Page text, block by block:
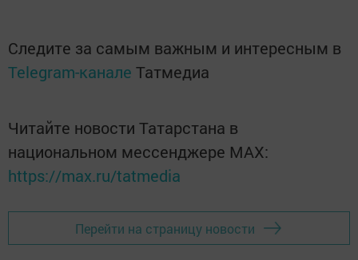
Следите за самым важным и интересным в
Telegram-канале Татмедиа
Читайте новости Татарстана в
национальном мессенджере MАХ:
https://max.ru/tatmedia
Перейти на страницу новости